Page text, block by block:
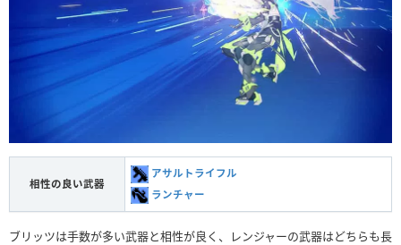
相性の良い武器
アサルトライフル
ランチャー
ブリッツは手数が多い武器と相性が良く、レンジャーの武器はどちらも長